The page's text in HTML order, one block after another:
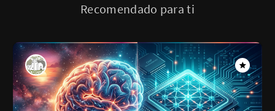
Recomendado para ti